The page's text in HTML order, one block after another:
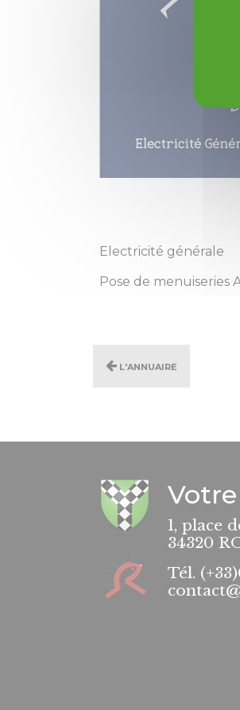
Electricité générale
Pose de menuiseries
L'annuaire
1, place
34320
Tél.